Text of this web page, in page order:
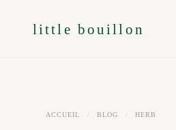
little bouillon
ACCUEIL / BLOG / HERB